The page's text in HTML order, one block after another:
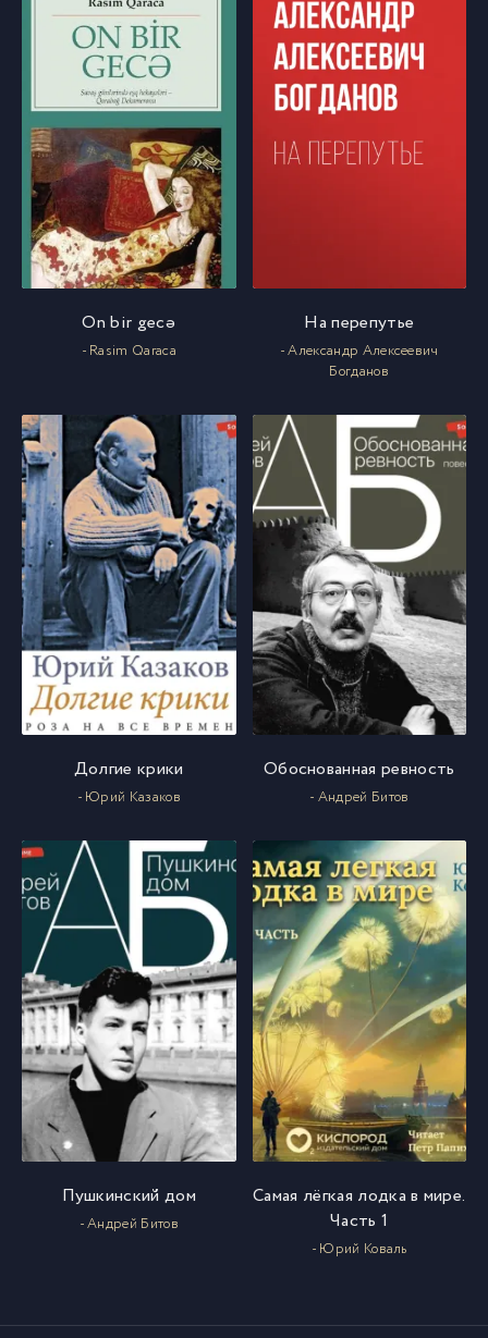
On bir gecə
- Rasim Qaraca
На перепутье
- Александр Алексеевич
Богданов
Долгие крики
- Юрий Казаков
Обоснованная ревность
- Андрей Битов
Пушкинский дом
- Андрей Битов
Самая лёгкая лодка в мире.
Часть 1
- Юрий Коваль